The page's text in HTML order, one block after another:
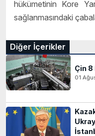
hükümetinin Kore
sağlanmasındaki
Diğer İçerikler
Çin
01